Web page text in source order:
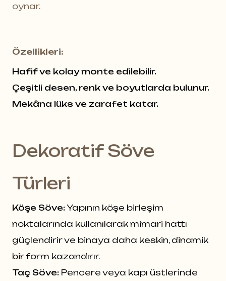
oynar.
Özellikleri:
Hafif ve kolay monte edilebilir.
Çeşitli desen, renk ve boyutlarda bulunur.
Mekâna lüks ve zarafet katar.
Dekoratif Söve
Türleri
Köşe Söve: Yapının köşe birleşim
noktalarında kullanılarak mimari hattı
güçlendirir ve binaya daha keskin, dinamik
bir form kazandırır.
Taç Söve: Pencere veya kapı üstlerinde